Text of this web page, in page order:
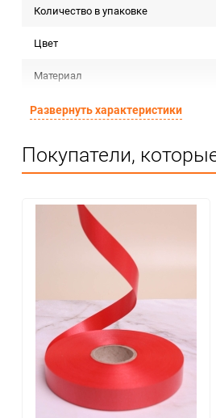
Количество в упаковке
Цвет
Материал
Срок годности
Сертификация
Особые условия
Минимальное количество
Количество в коробке
Единица измерения
Размер
ЦветНоменклатуры
Развернуть характеристики
Покупатели,